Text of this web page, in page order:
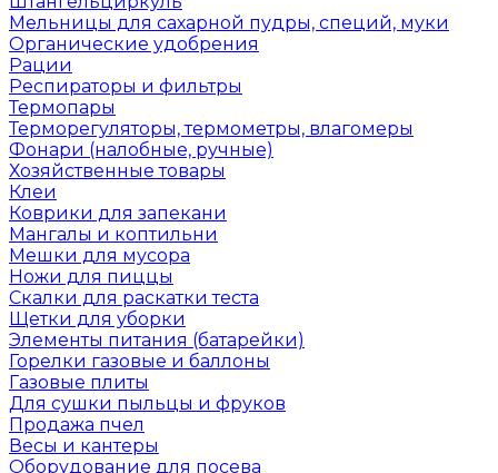
Мельницы для сахарной пудры, специй, муки
Органические удобрения
Рации
Респираторы и фильтры
Термопары
Терморегуляторы, термометры, влагомеры
Фонари (налобные, ручные)
Хозяйственные товары
Клеи
Коврики для запекани
Мангалы и коптильни
Мешки для мусора
Ножи для пиццы
Скалки для раскатки теста
Щетки для уборки
Элементы питания (батарейки)
Горелки газовые и баллоны
Газовые плиты
Для сушки пыльцы и фруков
Продажа пчел
Весы и кантеры
Оборудование для посева